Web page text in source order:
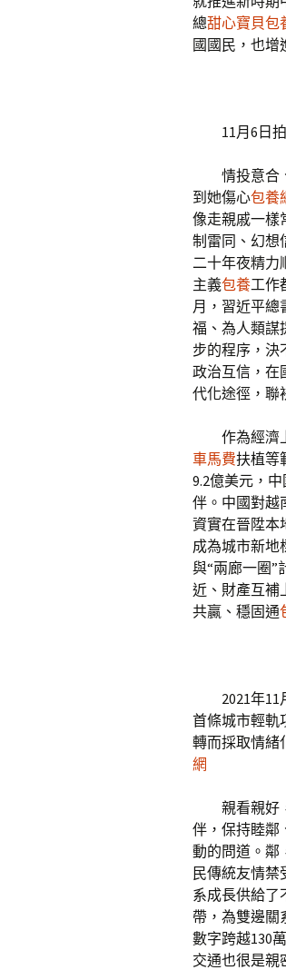
總甜心寶貝包
國國民，也增
11月6日
情投意合
到她傷心包養
像走親戚一樣
制雷同、幻想
二十年夜精力
主義包養工作
月，習近平總
福、為人類謀
步的程序，決
政治互信，在
代化途徑，聯
作為經濟
車馬費扶植等
9.2億美元，
伴。中國對越
資實在晉陞本
成為城市新地
與“兩廊一圈”
近、財產互補
共贏、穩固通
2021年
首條城市輕軌
轉而採取情緒
網
親看親好
伴，保持睦鄰
動的問道。鄰
民傳統友情
系成長供給了
帶，為雙邊關
數字跨越130
交通也很是親